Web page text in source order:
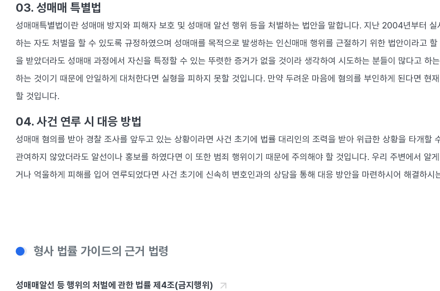
03. 성매매 특별법
성매매특별법이란 성매매 방지와 피해자 보호 및 성매매 알선 행위 등을 처벌하는 법안을 말합니다. 지난 2004년부터
하는 자도 처벌을 할 수 있도록 규정하였으며 성매매를 목적으로 발생하는 인신매매 행위를 근절하기 위한 법안이라고
을 받았더라도 성매매 과정에서 자신을 특정할 수 있는 뚜렷한 증거가 없을 것이라 생각하여 시도하는 분들이 많다고 하
하는 것이기 때문에 안일하게 대처한다면 실형을 피하지 못할 것입니다. 만약 두려운 마음에 혐의를 부인하게 된다면 현
할 것입니다.
04. ​사건 연루 시 대응 방법
성매매 혐의를 받아 경찰 조사를 앞두고 있는 상황이라면 사건 초기에 법률 대리인의 조력을 받아 위급한 상황을 타개할
관여하지 않았더라도 알선이나 홍보를 하였다면 이 또한 범죄 행위이기 때문에 주의해야 할 것입니다. 우리 주변에서 알
거나 억울하게 피해를 입어 연루되었다면 사건 초기에 신속히 변호인과의 상담을 통해 대응 방안을 마련하시어 해결하시
형사 법률 가이드의 근거 법령
성매매알선 등 행위의 처벌에 관한 법률 제4조(금지행위)